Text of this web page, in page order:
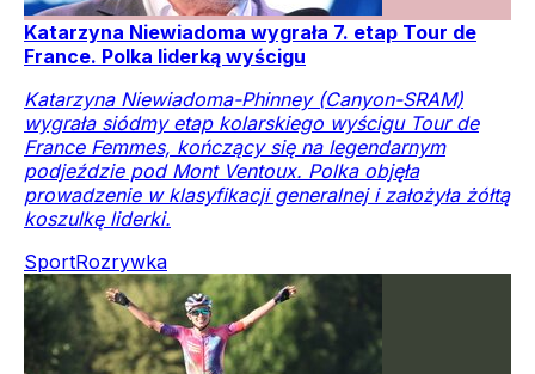
Katarzyna Niewiadoma wygrała 7. etap Tour de
France. Polka liderką wyścigu
Katarzyna Niewiadoma-Phinney (Canyon-SRAM)
wygrała siódmy etap kolarskiego wyścigu Tour de
France Femmes, kończący się na legendarnym
podjeździe pod Mont Ventoux. Polka objęła
prowadzenie w klasyfikacji generalnej i założyła żółtą
koszulkę liderki.
SportRozrywka